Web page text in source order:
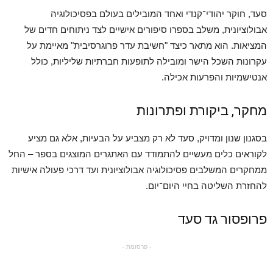
סעד, חוקר יהודי־קנדי ואחד המובילים בעולם בפסיכולוגיה
אבולוציונית, משלב בספרו סיפורים אישיים לצד ניתוחים חדים של
המציאות. הוא מתאר כיצד "חשיבת עדר פרוגרסיבית" מאיימת על
עקרונות השכל הישר ומובילה לתופעות חברתיות שליליות, כולל
אנטישמיות והפרעות אכילה.
מחקר, ביקורת ופתרונות
בסגנון שנון ומדויק, סעד לא רק מצביע על הבעיות, אלא גם מציע
לקוראים כלים מעשיים להתמודד עם האתגרים המוצגים בספר – החל
ממחקרים המשלבים פסיכולוגיה אבולוציונית ועד דרכי פעולה אישיות
להחזרת השליטה בחיי היום־יום.
פרופסור גד סעד
- פרסומת -